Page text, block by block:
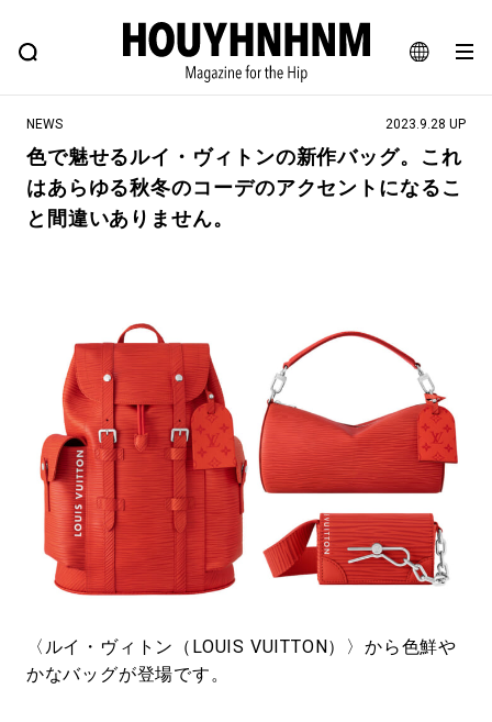
JA
EN
FEATURE BLOG SNAP
ヒップなファッション、カルチャー、ライフスタイルWEBマガジン
#注目のタグ
#路地裏てぃーん。 #MONTHLY JOURNAL
#GH 銘品の所以 #フイナムのYouTube
#Commune H #FOCUS IT #AH.H
#ととけん #FASHION #MUSIC #MOVIE
#LIFESTYLE #SNEAKER #OUTDOOR
#SPORTS #HANDSOME HANDBOOK
NEWS 2023.9.28 UP
色で魅せるルイ・ヴィトンの新作バッグ。これ
はあらゆる秋冬のコーデのアクセントになるこ
と間違いありません。
〈ルイ・ヴィトン（LOUIS VUITTON）〉から色鮮や
かなバッグが登場です。